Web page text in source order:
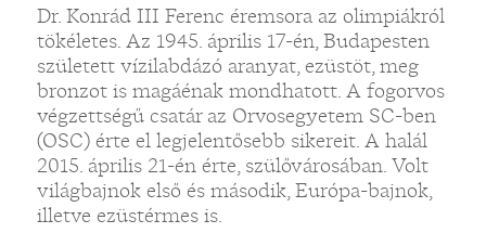
Dr. Konrád III Ferenc éremsora az olimpiákról
tökéletes. Az 1945. április 17-én, Budapesten
született vízilabdázó aranyat, ezüstöt, meg
bronzot is magáénak mondhatott. A fogorvos
végzettségű csatár az Orvosegyetem SC-ben
(OSC) érte el legjelentősebb sikereit. A halál
2015. április 21-én érte, szülővárosában. Volt
világbajnok első és második, Európa-bajnok,
illetve ezüstérmes is.